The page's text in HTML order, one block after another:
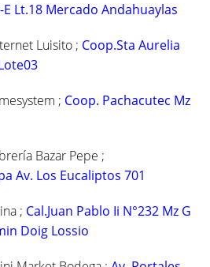
E Lt.18 Mercado Andahuaylas
Luisito ; Coop.Sta Aurelia
; Coop. Pachacutec Mz
Bazar Pepe ;
Av. Los Eucaliptos 701
; Cal.Juan Pablo Ii N°232 Mz G
Doig Lossio